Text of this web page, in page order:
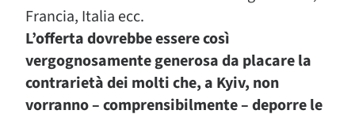
Francia, Italia ecc.
L’offerta dovrebbe essere così
vergognosamente generosa da placare la
contrarietà dei molti che, a Kyiv, non
vorranno – comprensibilmente – deporre le